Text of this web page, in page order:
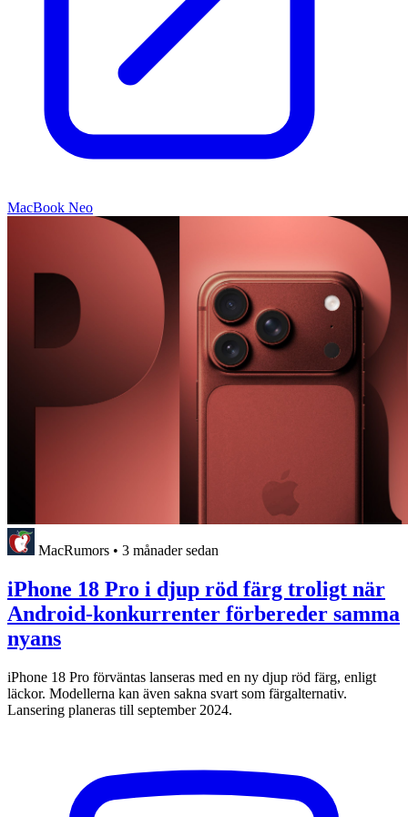
MacBook Neo
MacRumors • 3 månader sedan
iPhone 18 Pro i djup röd färg troligt när
Android-konkurrenter förbereder samma
nyans
iPhone 18 Pro förväntas lanseras med en ny djup röd färg, enligt
läckor. Modellerna kan även sakna svart som färgalternativ.
Lansering planeras till september 2024.